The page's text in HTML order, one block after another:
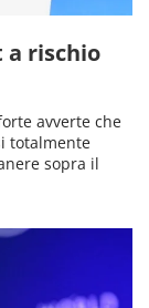
a rischio
avverte che
totalmente
sopra il